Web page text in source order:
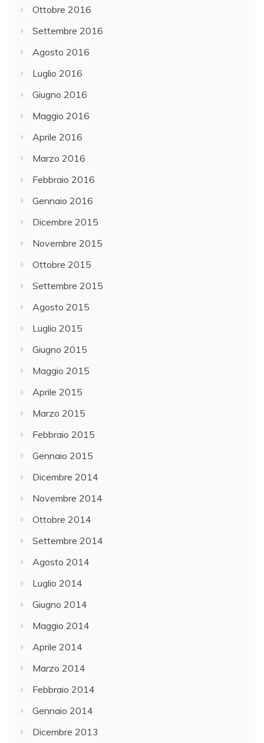
Ottobre 2016
Settembre 2016
Agosto 2016
Luglio 2016
Giugno 2016
Maggio 2016
Aprile 2016
Marzo 2016
Febbraio 2016
Gennaio 2016
Dicembre 2015
Novembre 2015
Ottobre 2015
Settembre 2015
Agosto 2015
Luglio 2015
Giugno 2015
Maggio 2015
Aprile 2015
Marzo 2015
Febbraio 2015
Gennaio 2015
Dicembre 2014
Novembre 2014
Ottobre 2014
Settembre 2014
Agosto 2014
Luglio 2014
Giugno 2014
Maggio 2014
Aprile 2014
Marzo 2014
Febbraio 2014
Gennaio 2014
Dicembre 2013